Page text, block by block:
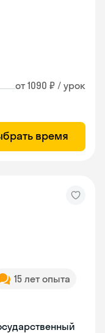
от 1090 ₽ / урок
время
15 лет опыта